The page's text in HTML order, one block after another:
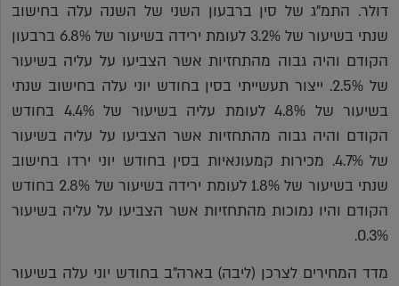
דולר. התמ"ג של סין ברבעון השני של השנה עלה בחישוב
שנתי בשיעור של 3.2% לעומת ירידה בשיעור של 6.8% ברבעון
הקודם והיה גבוה מהתחזיות אשר הצביעו על עליה בשיעור
של 2.5%. ייצור תעשייתי בסין בחודש יוני עלה בחישוב שנתי
בשיעור של 4.8% לעומת עליה בשיעור של 4.4% בחודש
הקודם והיה גבוה מהתחזיות אשר הצביעו על עליה בשיעור
של 4.7%. מכירות קמעונאיות בסין בחודש יוני ירדו בחישוב
שנתי בשיעור של 1.8% לעומת ירידה בשיעור של 2.8% בחודש
הקודם והיו נמוכות מהתחזיות אשר הצביעו על עליה בשיעור
0.3%.
מדד המחירים לצרכן (ליבה) בארה"ב בחודש יוני עלה בשיעור